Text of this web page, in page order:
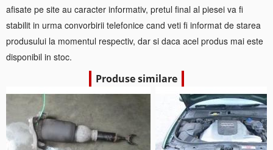
afisate pe site au caracter informativ, pretul final al piesei va fi
stabilit in urma convorbirii telefonice cand veti fi informat de starea
produsului la momentul respectiv, dar si daca acel produs mai este
disponibil in stoc.
Produse similare